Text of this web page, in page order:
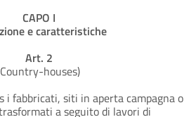
CAPO I
e caratteristiche
Art. 2
houses)
i fabbricati, siti in aperta campagna o
a seguito di lavori di